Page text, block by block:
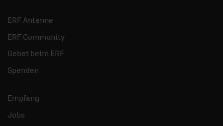
ERF Antenne
ERF Community
Gebet beim ERF
Spenden
Empfang
Jobs